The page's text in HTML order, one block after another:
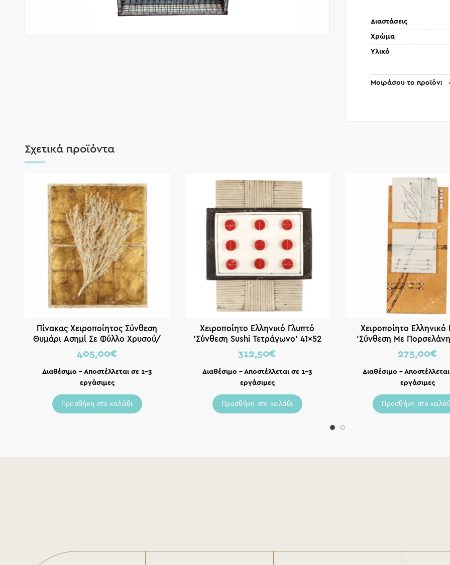
Διαστάσεις
Χρώμα
Υλικό
Μοιράσου το προϊόν
Σχετικά προϊόντα
Πίνακας Χειροποίητος Σύνθεση
Θυμάρι Ασημί Σε Φύλλο Χρυσού/
Μπεζ Φόντο 40×50
405,00€
Διαθέσιμο – Αποστέλλεται σε 1-3
εργάσιμες
Προσθήκη στο καλάθι
Χειροποίητο Ελληνικό Γλυπτό
‘Σύνθεση Sushi Τετράγωνο’ 41×52
312,50€
Διαθέσιμο – Αποστέλλεται σε 1-3
εργάσιμες
Προσθήκη στο καλάθι
Χειροποίητο Ελληνικό
‘Σύνθεση Με
275,00€
Διαθέσιμο –
εργάσιμες
Προσθήκη στο